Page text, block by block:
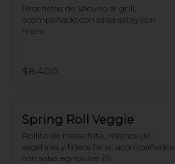
Brochetas de Vacuno al grill,
acompañado con salsa satay con
maní.
$8.400
Spring Roll Veggie
Rollito de masa frita, rellenos de
vegetales y fideos fansi, acompañados
con salsa agridulce. (5)